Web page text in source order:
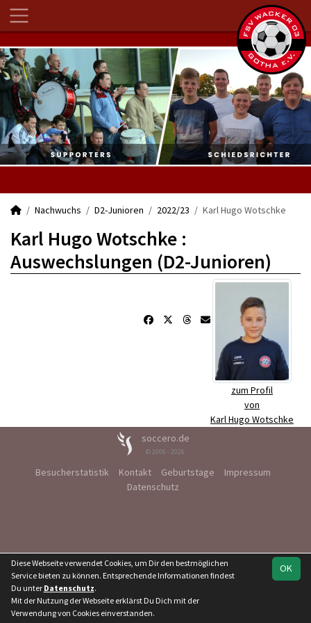
Nachwuchs D2-Junioren 2022/23 Karl Hugo Wotschke
Karl Hugo Wotschke :
Auswechslungen (D2-Junioren)
zum Profil
von
Karl Hugo Wotschke
soccero.de
© 2006 - 2026
Besucherstatistik Kontakt Geburtstage
Impressum
Datenschutz
OK
Diese Webseite verwendet Cookies, um Dir den bestmöglichen
Service bieten zu können. Entsprechende Informationen findest
Du unter Datenschutz.
Mit der Nutzung der Webseite erklärst Du Dich mit der
Verwendung von Cookies einverstanden.